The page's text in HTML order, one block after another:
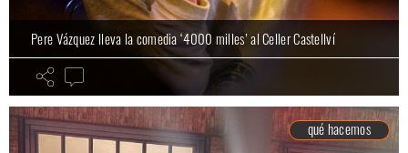
Pere Vázquez lleva la comedia ‘4000 milles’ al Celler Castellví
qué hacemos